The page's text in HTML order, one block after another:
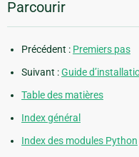
Parcourir
Précédent : Premiers pas
Suivant :Guide
Table des matières
Index général
Index des modules Python